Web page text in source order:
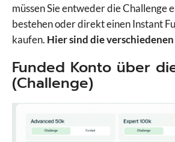
müssen Sie entweder die Challenge
bestehen oder direkt einen Instant
kaufen. Hier sind die
Funded Konto über
(Challenge)